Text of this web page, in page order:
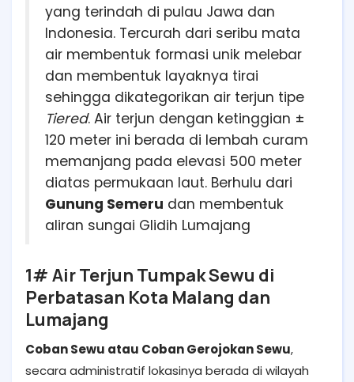
yang terindah di pulau Jawa dan
Indonesia. Tercurah dari seribu mata
air membentuk formasi unik melebar
dan membentuk layaknya tirai
sehingga dikategorikan air terjun tipe
Tiered. Air terjun dengan ketinggian ±
120 meter ini berada di lembah curam
memanjang pada elevasi 500 meter
diatas permukaan laut. Berhulu dari
Gunung Semeru dan membentuk
aliran sungai Glidih Lumajang
1# Air Terjun Tumpak Sewu di
Perbatasan Kota Malang dan
Lumajang
Coban Sewu atau Coban Gerojokan Sewu,
secara administratif lokasinya berada di wilayah